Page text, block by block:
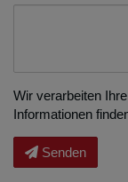
Wir verarbeiten
Informationen
Senden